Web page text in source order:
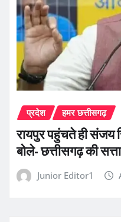
प्रदेश हमर छत्तीसगढ़
रायपुर पहुंचते ही संजय
बोले- छत्तीसगढ़ की
Junior Editor1